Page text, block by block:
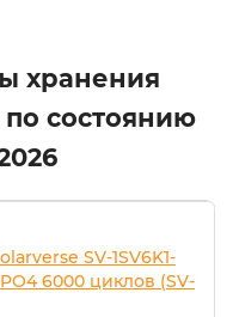
хранения
состоянию
SV-1SV6K1-
6000 циклов (SV-